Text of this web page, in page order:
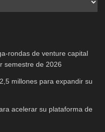
rondas de venture capital
semestre de 2026
millones para expandir su
acelerar su plataforma de